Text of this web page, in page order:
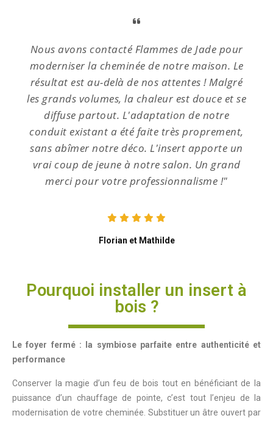
Nous avons contacté Flammes de Jade pour
moderniser la cheminée de notre maison. Le
résultat est au-delà de nos attentes ! Malgré
les grands volumes, la chaleur est douce et se
diffuse partout. L'adaptation de notre
conduit existant a été faite très proprement,
sans abîmer notre déco. L'insert apporte un
vrai coup de jeune à notre salon. Un grand
merci pour votre professionnalisme !"
Florian et Mathilde
Pourquoi installer un insert à
bois ?
Le foyer fermé : la symbiose parfaite entre authenticité et
performance
Conserver la magie d’un feu de bois tout en bénéficiant de la
puissance d’un chauffage de pointe, c’est tout l’enjeu de la
modernisation de votre cheminée. Substituer un âtre ouvert par